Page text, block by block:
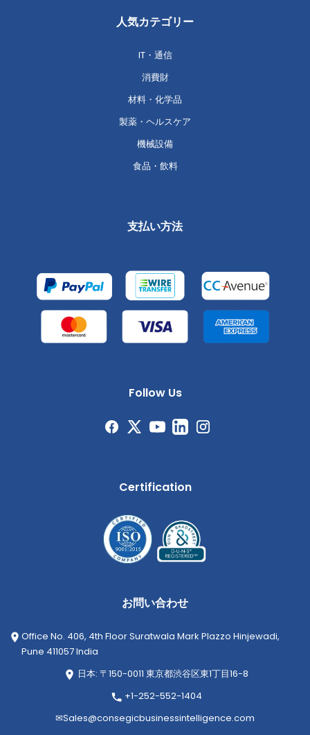
人気カテゴリー
IT・通信
消費財
材料・化学品
製薬・ヘルスケア
機械設備
食品・飲料
支払い方法
Follow Us
Certification
お問い合わせ
Office No. 406, 4th Floor Suratwala Mark Plazzo Hinjewadi,
Pune 411057 India
日本: 〒150-0011 東京都渋谷区東1丁目16-8
+1-252-552-1404
✉Sales@consegicbusinessintelligence.com